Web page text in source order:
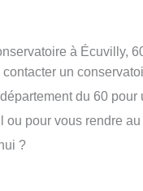
à Écuvilly,
un
du 60 pour
ou pour vous rendre
?